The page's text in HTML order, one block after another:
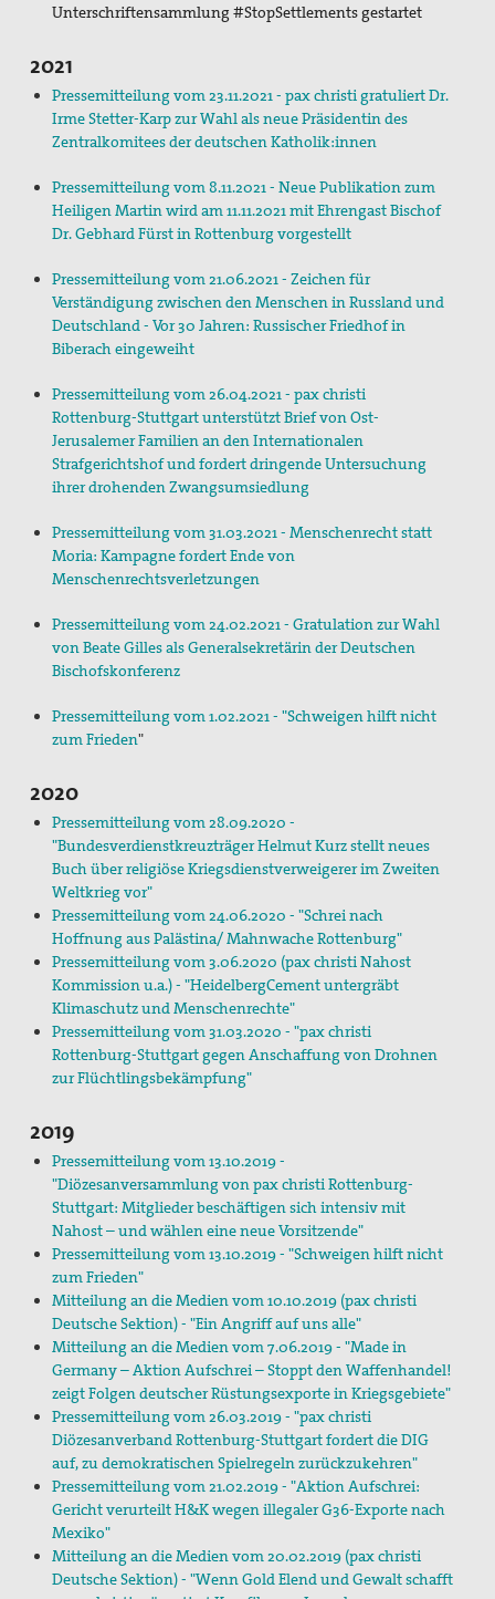
Spiritualität
Gedenken an Josef Ruf
pax christi Pilgertag
Friedensgebet zum Internationalen Tag der
Menschenrechte
Mitmachen
Mitglied werden
Suche
Unterschriftensammlung #StopSettlements gestartet
2021
Pressemitteilung vom 23.11.2021 - pax christi gratuliert Dr.
Irme Stetter-Karp zur Wahl als neue Präsidentin des
Zentralkomitees der deutschen Katholik:innen
Pressemitteilung vom 8.11.2021 - Neue Publikation zum
Heiligen Martin wird am 11.11.2021 mit Ehrengast Bischof
Dr. Gebhard Fürst in Rottenburg vorgestellt
Pressemitteilung vom 21.06.2021 - Zeichen für
Verständigung zwischen den Menschen in Russland und
Deutschland - Vor 30 Jahren: Russischer Friedhof in
Biberach eingeweiht
Pressemitteilung vom 26.04.2021 - pax christi
Rottenburg-Stuttgart unterstützt Brief von Ost-
Jerusalemer Familien an den Internationalen
Strafgerichtshof und fordert dringende Untersuchung
ihrer drohenden Zwangsumsiedlung
Pressemitteilung vom 31.03.2021 - Menschenrecht statt
Moria: Kampagne fordert Ende von
Menschenrechtsverletzungen
Pressemitteilung vom 24.02.2021 - Gratulation zur Wahl
von Beate Gilles als Generalsekretärin der Deutschen
Bischofskonferenz
Pressemitteilung vom 1.02.2021 - "Schweigen hilft nicht
zum Frieden"
2020
Pressemitteilung vom 28.09.2020 -
"Bundesverdienstkreuzträger Helmut Kurz stellt neues
Buch über religiöse Kriegsdienstverweigerer im Zweiten
Weltkrieg vor"
Pressemitteilung vom 24.06.2020 - "Schrei nach
Hoffnung aus Palästina/ Mahnwache Rottenburg"
Pressemitteilung vom 3.06.2020 (pax christi Nahost
Kommission u.a.) - "HeidelbergCement untergräbt
Klimaschutz und Menschenrechte"
Pressemitteilung vom 31.03.2020 - "pax christi
Rottenburg-Stuttgart gegen Anschaffung von Drohnen
zur Flüchtlingsbekämpfung"
2019
Pressemitteilung vom 13.10.2019 -
"Diözesanversammlung von pax christi Rottenburg-
Stuttgart: Mitglieder beschäftigen sich intensiv mit
Nahost – und wählen eine neue Vorsitzende"
Pressemitteilung vom 13.10.2019 - "Schweigen hilft nicht
zum Frieden"
Mitteilung an die Medien vom 10.10.2019 (pax christi
Deutsche Sektion) - "Ein Angriff auf uns alle"
Mitteilung an die Medien vom 7.06.2019 - "Made in
Germany – Aktion Aufschrei – Stoppt den Waffenhandel!
zeigt Folgen deutscher Rüstungsexporte in Kriegsgebiete"
Pressemitteilung vom 26.03.2019 - "pax christi
Diözesanverband Rottenburg-Stuttgart fordert die DIG
auf, zu demokratischen Spielregeln zurückzukehren"
Pressemitteilung vom 21.02.2019 - "Aktion Aufschrei:
Gericht verurteilt H&K wegen illegaler G36-Exporte nach
Mexiko"
Mitteilung an die Medien vom 20.02.2019 (pax christi
Deutsche Sektion) - "Wenn Gold Elend und Gewalt schafft